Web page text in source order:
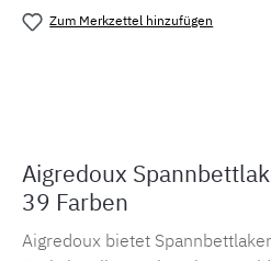
Zum Merkzettel hinzufügen
Aigredoux
39 Farben
Aigredoux bietet